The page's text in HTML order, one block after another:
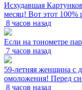
Исхудавшая
месяц! Вот этот 100%
8 часов назад
Если на тонометре
7 часов назад
59-летняя женщина с
омоложения! Перед
8 часов назад